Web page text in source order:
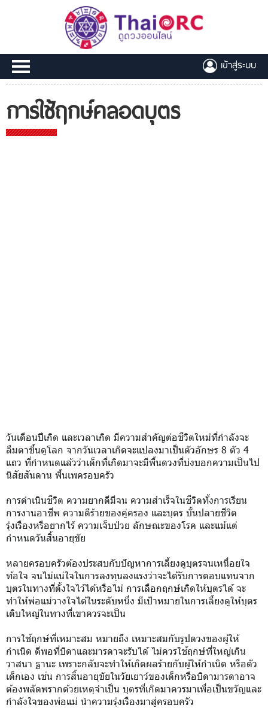
เข้าสู่ระบบ
การใช้ฤกษ์คลอดบุตร
วันเดือนปีเกิด และเวลาเกิด มีความสำคัญต่อชีวิตใหม่ที่กำลังจะ
ลืมตาขึ้นดูโลก จากวันเวลาเกิดจะแปลงมาเป็นตัวอักษร 8 ตัว 4
แถว ที่กำหนดแล้วว่าเด็กที่เกิดมาจะมีพื้นดวงที่บ่งบอกความเป็นไป
นิสัยสันดาน พื้นเพครอบครัว
การดำเนินชีวิต ความยากดีมีจน ความสำเร็จในชีวิตทั้งการเรียน
การงานอาชีพ ความดีร้ายของคู่ครอง และบุตร บั้นปลายชีวิต
รุ่งเรืองหรือยากไร้ ความเจ็บป่วย ลักษณะของโรค และแม้แต่
กำหนดวันสิ้นอายุขัย
หลายครอบครัวต้องประสบกับปัญหาการเลี้ยงดูบุตรจนเหนื่อยใจ
ท้อใจ จนไม่แน่ใจในการลงทุนลงแรงว่าจะได้รับการตอบแทนจาก
บุตรในทางที่ตั้งใจไว้ได้หรือไม่ การเลือกฤกษ์เกิดให้บุตรได้ จะ
ทำให้พ่อแม่วางใจได้ในระดับหนึ่ง มีเป้าหมายในการเลี้ยงดูให้บุตร
เติบใหญ่ในทางที่เขาควรจะเป็น
การใช้ฤกษ์ที่เหมาะสม หมายถึง เหมาะสมกับรูปดวงของผู้ให้
กำเนิด ดีพอที่บิดาและมารดาจะรับได้ ไม่ควรใช้ฤกษ์ที่ใหญ่เกิน
วาสนา ฐานะ เพราะกลับจะทำให้เกิดผลร้ายกับผู้ให้กำเนิด หรือตัว
เด็กเอง เช่น การสิ้นอายุขัยในวัยเยาว์ของเด็กหรือบิดามารดาอาจ
ต้องพลัดพรากด้วยเหตุจำเป็น บุตรที่เกิดมาควรมาเพื่อเป็นขวัญและ
กำลังใจของพ่อแม่ นำความรุ่งเรืองมาสู่ครอบครัว